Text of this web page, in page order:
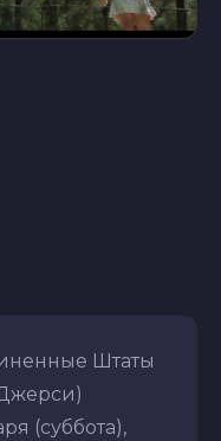
Штаты
(суббота),